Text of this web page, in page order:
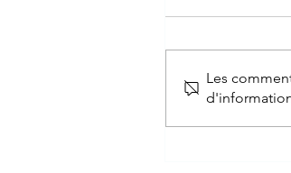
Le rôle de
Les